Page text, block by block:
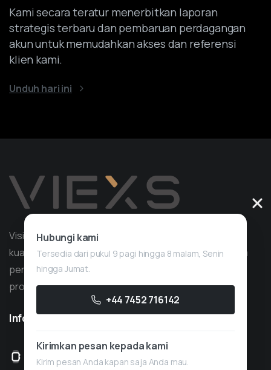
Hubungi kami
Tersedia dari pukul 9 pagi hingga 8 malam, Senin
hingga Jumat.
+44 7452 716142
Kirimkan pesan kepada kami
Kirim pesan Anda kapan saja Anda mau.
Kami secara teratur menerbitkan laporan
strategis terbaru dan pembaruan perdagangan
akun untuk memudahkan akses dan referensi
klien kami.
Unduh hari ini
Vision Quant adalah perusahaan layanan trading
kuantitatif dengan pengalaman lebih dari 10 tahun dalam
pengembangan strategi, dengan fokus pada
proprietary trading.
Informasiyangberguna
Buka pukul 08.00-18.00, Senin-Jumat